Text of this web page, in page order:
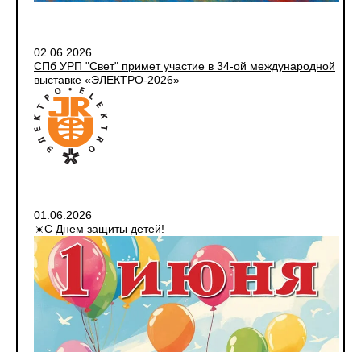
02.06.2026
СПб УРП "Свет" примет участие в 34-ой международной
выставке «ЭЛЕКТРО-2026»
01.06.2026
☀️С Днем защиты детей!